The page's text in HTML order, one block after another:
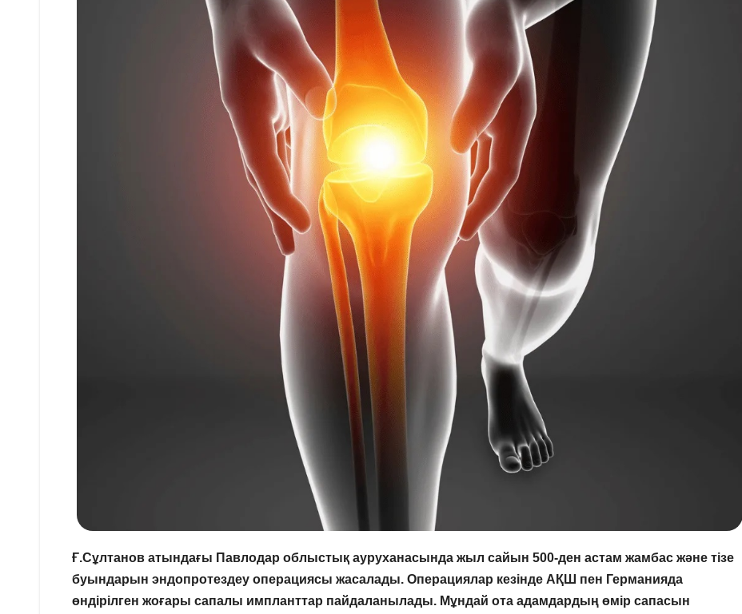
Ғ.Сұлтанов атындағы Павлодар облыстық ауруханасында жыл сайын 500-ден астам жамбас және тізе
буындарын эндопротездеу операциясы жасалады. Операциялар кезінде АҚШ пен Германияда
өндірілген жоғары сапалы импланттар пайдаланылады. Мұндай ота адамдардың өмір сапасын